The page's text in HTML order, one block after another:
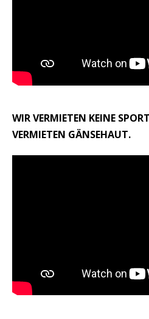
WIR VERMIETEN KEINE
VERMIETEN GÄNSEHAUT.